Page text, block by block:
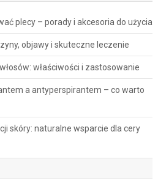
plecy – porady i akcesoria do użycia
objawy i skuteczne leczenie
właściwości i zastosowanie
a antyperspirantem – co warto
skóry: naturalne wsparcie dla cery